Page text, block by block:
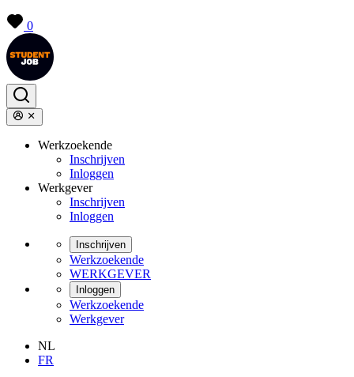
0
Werkzoekende
Inschrijven
Inloggen
Werkgever
Inschrijven
Inloggen
Inschrijven
Werkzoekende
WERKGEVER
Inloggen
Werkzoekende
Werkgever
NL
FR